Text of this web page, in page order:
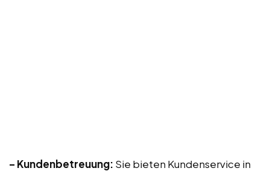
– Kundenbetreuung: Sie bieten Kundenservice in